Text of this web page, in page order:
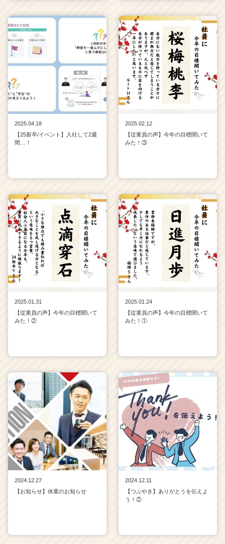
2025.04.18
【25新卒/イベント】入社して2週
間…！
2025.02.12
【従業員の声】今年の目標聞いて
みた！③
2025.01.31
【従業員の声】今年の目標聞いて
みた！②
2025.01.24
【従業員の声】今年の目標聞いて
みた！①
2024.12.27
【お知らせ】休業のお知らせ
2024.12.11
【つぶやき】ありがとうを伝えよ
う！②